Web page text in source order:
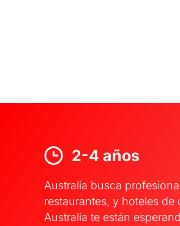
2-4 años
Australia busca
restaurantes, y hoteles
Australia te están